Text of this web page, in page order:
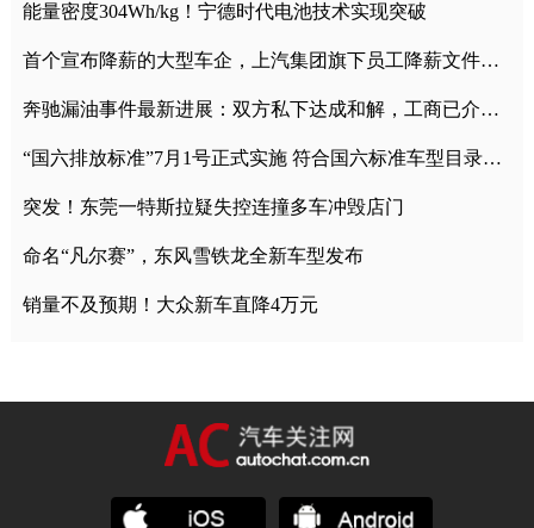
能量密度304Wh/kg！宁德时代电池技术实现突破
首个宣布降薪的大型车企，上汽集团旗下员工降薪文件曝光
奔驰漏油事件最新进展：双方私下达成和解，工商已介入调查
“国六排放标准”7月1号正式实施 符合国六标准车型目录一览
突发！东莞一特斯拉疑失控连撞多车冲毁店门
命名“凡尔赛”，东风雪铁龙全新车型发布
销量不及预期！大众新车直降4万元